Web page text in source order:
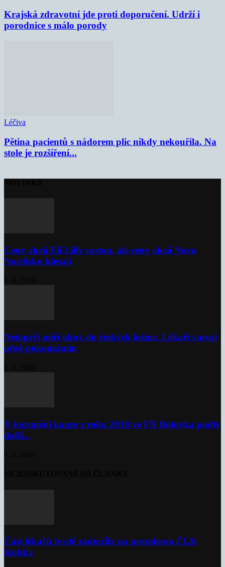
Krajská zdravotní jde proti doporučení. Udrží i
porodnice s málo porody
Léčiva
Pětina pacientů s nádorem plic nikdy nekouřila. Na
stole je rozšíření...
Ceny akcií Eli Lilly rostou, ale ceny akcií Novo
Nordisku klesají
Netopýři míří okny do českých ložnic. Lékaři varují
před pokousáním
V korupční kauze z roku 2018 ve FN Bulovka padly
další...
Část lékařů tvrdě zaútočila na prezidenta ČLK
Kubka